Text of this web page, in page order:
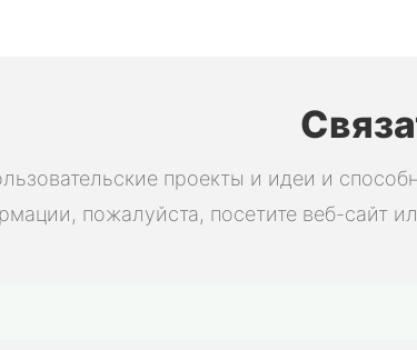
проекты и идеи и
пожалуйста, посетите веб-сайт